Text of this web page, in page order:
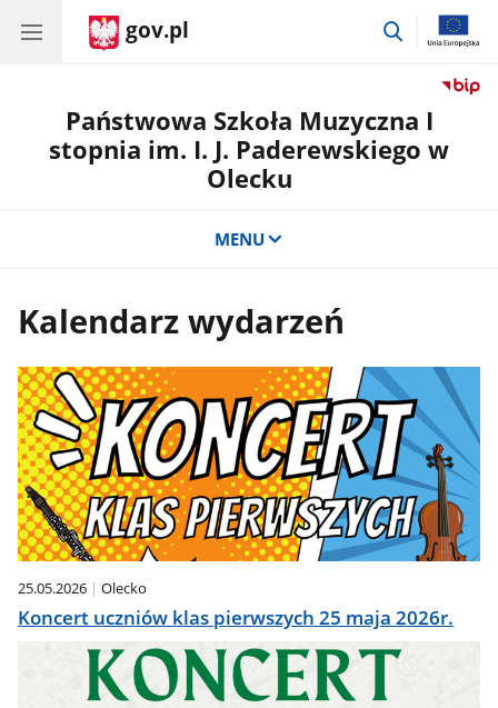
gov.pl
przejdź
Państwowa Szkoła Muzyczna I
stopnia im. I. J. Paderewskiego w
Olecku
MENU
Kalendarz wydarzeń
25.05.2026 Olecko
Koncert uczniów klas pierwszych 25 maja 2026r.